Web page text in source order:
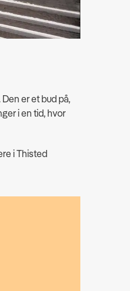
er et bud på,
i en tid, hvor
i Thisted